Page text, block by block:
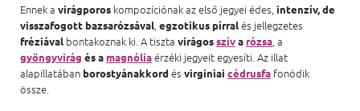
Ennek a virágporos kompozíciónak az első jegyei édes, intenzív, de
visszafogott bazsarózsával egzotikus pírralés jellegzetes
fréziával bontakoznak ki. A tiszta virágosszíva rózsa , a
gyöngyvirág és a magnóliaérzéki jegyeit egyesíti. Az illat
alapillatában borostyánakkord és virginiai cédrusfa fonódik
össze.